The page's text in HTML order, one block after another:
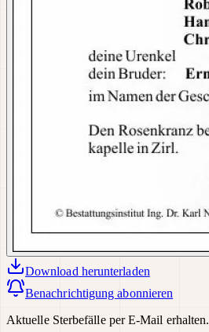
Download herunterladen
Benachrichtigung abonnieren
Aktuelle Sterbefälle per E-Mail erhalten.